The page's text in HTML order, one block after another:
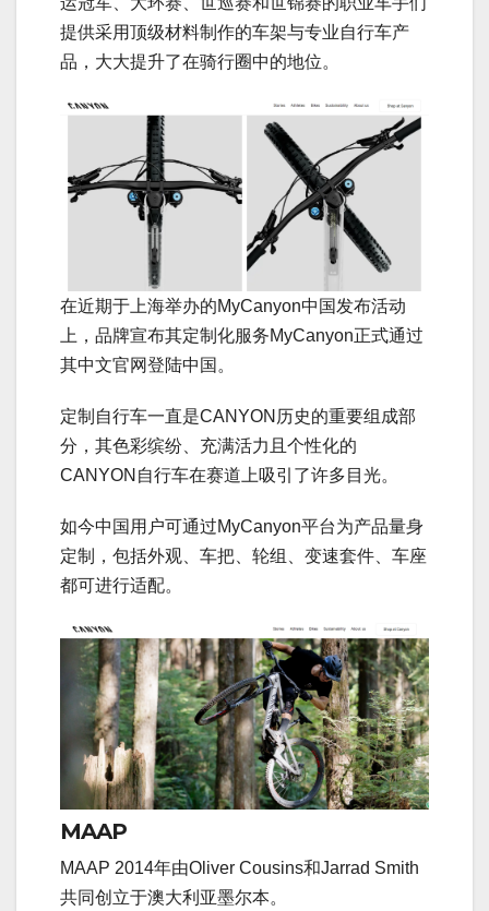
提供采用顶级材料制作的车架与专业自行车产
品，大大提升了在骑行圈中的地位。
在近期于上海举办的MyCanyon中国发布活动
上，品牌宣布其定制化服务MyCanyon正式通过
其中文官网登陆中国。
定制自行车一直是CANYON历史的重要组成部
分，其色彩缤纷、充满活力且个性化的
CANYON自行车在赛道上吸引了许多目光。
如今中国用户可通过MyCanyon平台为产品量身
定制，包括外观、车把、轮组、变速套件、车座
都可进行适配。
MAAP
MAAP 2014年由Oliver Cousins和Jarrad Smith
共同创立于澳大利亚墨尔本。